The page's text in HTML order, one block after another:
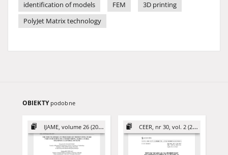
identification of models
FEM
3D printing
PolyJet Matrix technology
OBIEKTY podobne
IJAME, volume 26 (2021) CEER, nr 30, vol. 2 (2020)